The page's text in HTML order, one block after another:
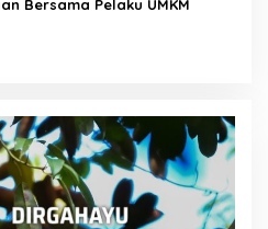
Bersama Pelaku UMKM